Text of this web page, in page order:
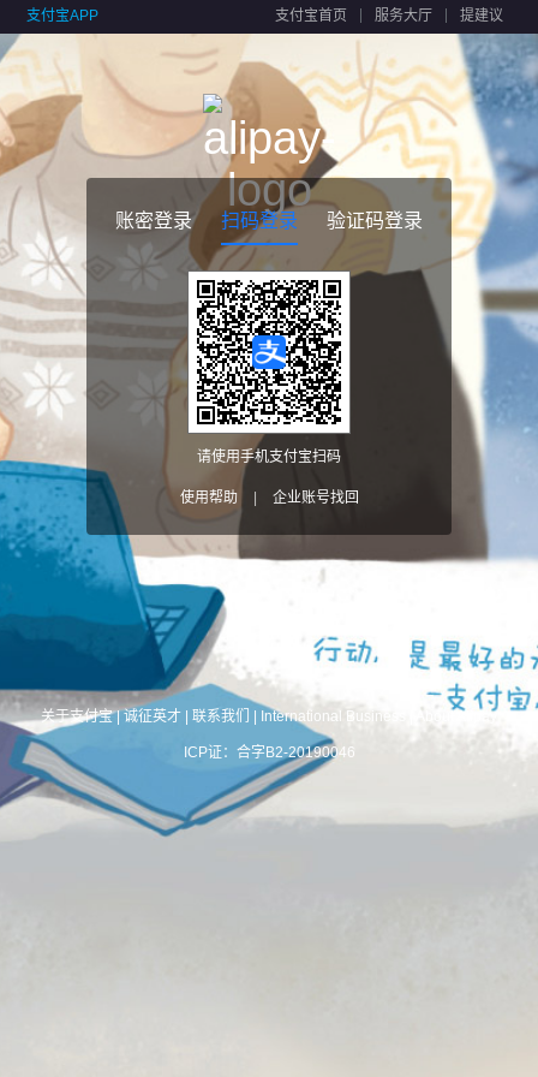
支付宝APP 支付宝首页 服务大厅 提建议
账密登录 扫码登录 验证码登录
请使用手机支付宝扫码
使用帮助 企业账号找回
关于支付宝|诚征英才 联系我们 International Business About Alipay
ICP证：合字B2-20190046